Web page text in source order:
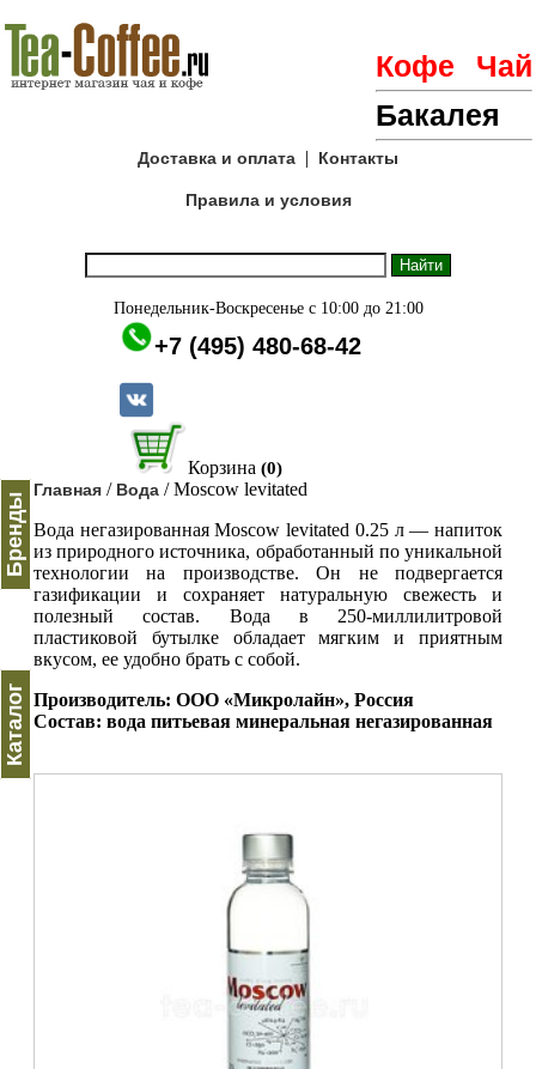
Кофе
Чай
Бакалея
Доставка и оплата | Контакты
Правила и условия
Понедельник-Воскресенье с 10:00 до 21:00
+7 (495) 480-68-42
Корзина (0)
Бренды
Каталог
Главная / Вода / Moscow levitated
Вода негазированная Moscow levitated 0.25 л — напиток
из природного источника, обработанный по уникальной
технологии на производстве. Он не подвергается
газификации и сохраняет натуральную свежесть и
полезный состав. Вода в 250-миллилитровой
пластиковой бутылке обладает мягким и приятным
вкусом, ее удобно брать с собой.
Производитель: ООО «Микролайн», Россия
Состав: вода питьевая минеральная негазированная